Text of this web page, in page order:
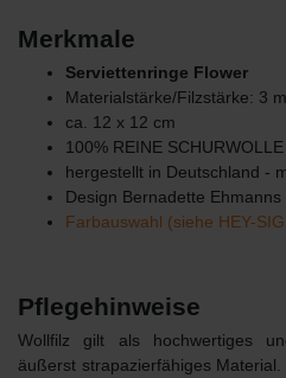
Merkmale
Serviettenringe Flower
Materialstärke/Filzstärke: 3
ca. 12 x 12 cm
100% REINE SCHURWOLLE
hergestellt in Deutschland -
Design Bernadette Ehmanns
Farbauswahl (siehe HEY-
Pflegehinweise
Wollfilz gilt als hochwertiges
äußerst strapazierfähiges